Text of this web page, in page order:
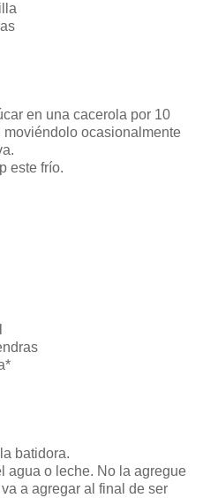
en una cacerola por 10
ocasionalmente
este frío.
batidora.
agua o leche. No la agregue
a agregar al final de ser